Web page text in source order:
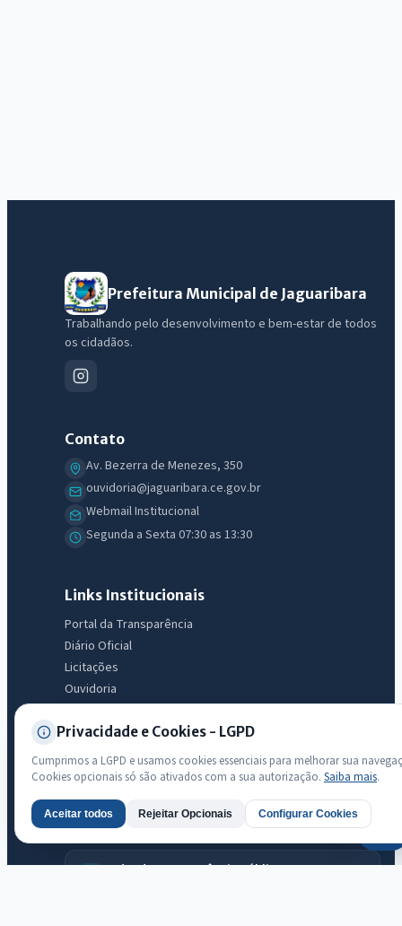
Prefeitura Municipal de Jaguaribara
Trabalhando pelo desenvolvimento e bem-estar de todos
os cidadãos.
Contato
Av. Bezerra de Menezes, 350
ouvidoria@jaguaribara.ce.gov.br
Webmail Institucional
Segunda a Sexta 07:30 as 13:30
Links Institucionais
Portal da Transparência
Diário Oficial
Licitações
Ouvidoria
LGPD
Mapa do Site
Acessibilidade
Transparência
Radar da Transparência Pública
Privacidade e Cookies - LGPD
Cumprimos a LGPD e usamos cookies essenciais para melhorar sua
Cookies opcionais só são ativados com a sua autorização. Saiba mais.
Aceitar todos Rejeitar Opcionais Configurar Cookies
IntGest AI
licitações, estrutura ou transparência do município.
Licitações abertas